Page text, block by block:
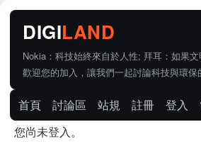
Nokia：科技始終來自於人性; 拜耳：如果
歡迎您的加入，讓我們一起討論科技與環保
首頁 討論區 站規 註冊 登入
您尚未登入。